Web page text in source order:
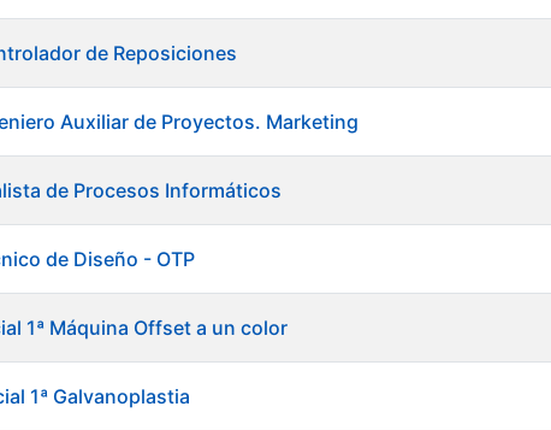
de Reposiciones
Auxiliar de Proyectos. Marketing
de Procesos Informáticos
de Diseño - OTP
1ª Máquina Offset a un color
1ª Galvanoplastia